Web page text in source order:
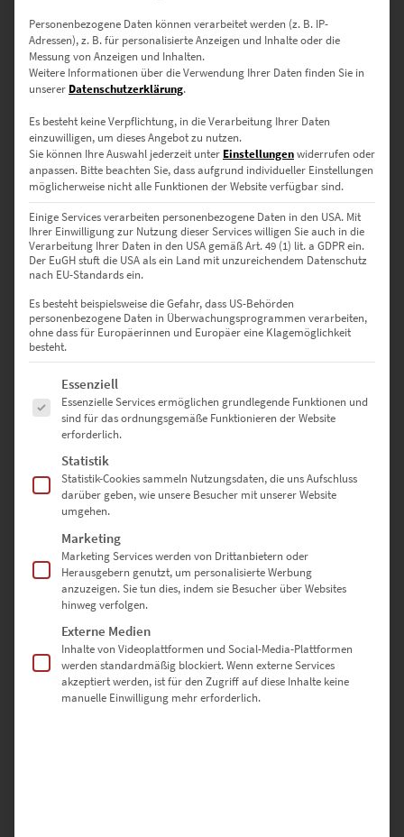
EZ00663 BMW i8 at LBBW III
€ 24,90–€999,00
zzgl. Versand
Lieferzeit: ca. 10 Werktage
Dieses Produkt weist mehrere Varianten auf. Die Optionen können auf der Produktseite gewählt werden
€24,90–€999,00
Enthält 19% Mwst.
Dieses Produkt weist mehrere Varianten auf. Die Optionen können auf der Produktseite gewählt werden
Personenbezogene Daten können verarbeitet werden (z. B. IP-
Adressen), z. B. für personalisierte Anzeigen und Inhalte oder die
Messung von Anzeigen und Inhalten.
Weitere Informationen über die Verwendung Ihrer Daten finden Sie in
unserer Datenschutzerklärung.
Es besteht keine Verpflichtung, in die Verarbeitung Ihrer Daten
einzuwilligen, um dieses Angebot zu nutzen.
Sie können Ihre Auswahl jederzeit unter Einstellungenwiderrufen oder
anpassen. Bitte beachten Sie, dass aufgrund individueller Einstellungen
möglicherweise nicht alle Funktionen der Website verfügbar sind.
Einige Services verarbeiten personenbezogene Daten in den USA. Mit
Ihrer Einwilligung zur Nutzung dieser Services willigen Sie auch in die
Verarbeitung Ihrer Daten in den USA gemäß Art. 49 (1) lit. a GDPR ein.
Der EuGH stuft die USA als ein Land mit unzureichendem Datenschutz
nach EU-Standards ein.
Es besteht beispielsweise die Gefahr, dass US-Behörden
personenbezogene Daten in Überwachungsprogrammen verarbeiten,
ohne dass für Europäerinnen und Europäer eine Klagemöglichkeit
besteht.
Es folgt eine Liste der Service-Gruppen, für die eine Einwilligung
Essenziell
Essenzielle Services ermöglichen grundlegende Funktionen und
sind für das ordnungsgemäße Funktionieren der Website
erforderlich.
Statistik
Statistik-Cookies sammeln Nutzungsdaten, die uns Aufschluss
darüber geben, wie unsere Besucher mit unserer Website
umgehen.
Marketing
Marketing Services werden von Drittanbietern oder
Herausgebern genutzt, um personalisierte Werbung
anzuzeigen. Sie tun dies, indem sie Besucher über Websites
hinweg verfolgen.
Externe Medien
Inhalte von Videoplattformen und Social-Media-Plattformen
werden standardmäßig blockiert. Wenn externe Services
akzeptiert werden, ist für den Zugriff auf diese Inhalte keine
manuelle Einwilligung mehr erforderlich.